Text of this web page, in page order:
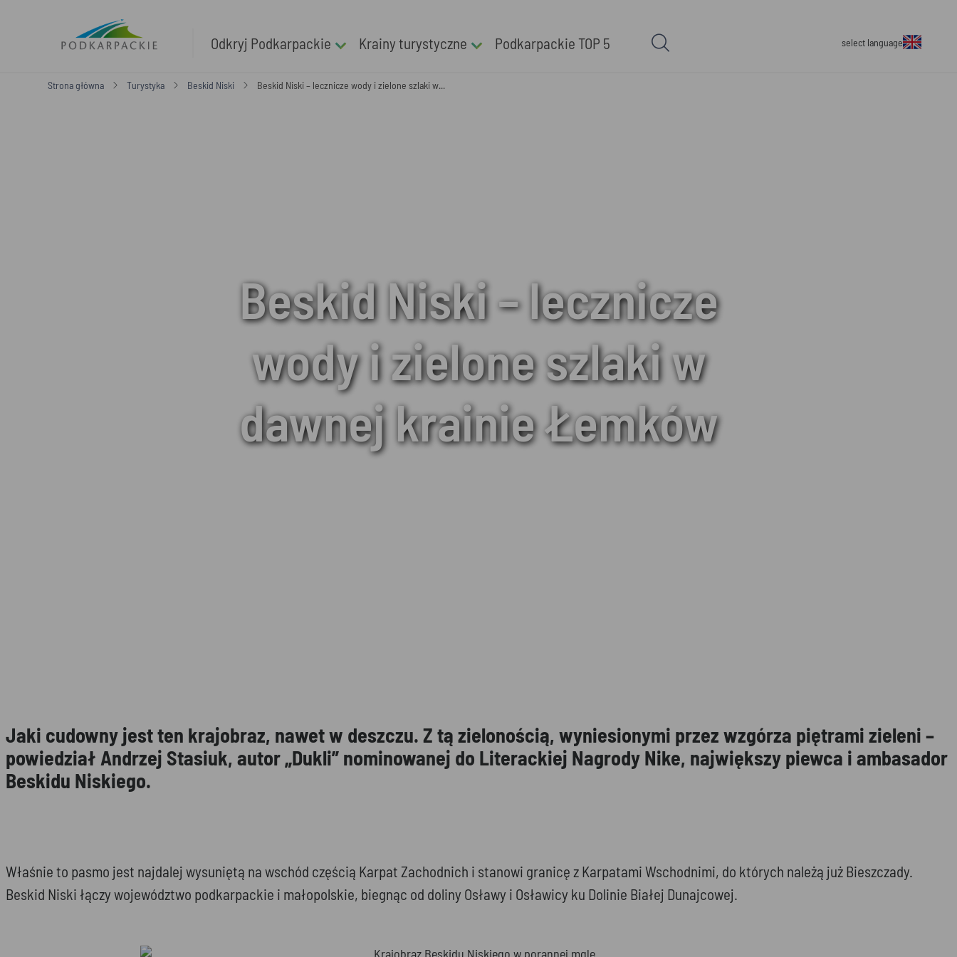
Odkryj Podkarpackie Krainy turystyczne Podkarpackie TOP 5 select language
Strona główna Turystyka Beskid Niski Beskid Niski – lecznicze wody i zielone szlaki w...
Beskid Niski – lecznicze
wody i zielone szlaki w
dawnej krainie Łemków
Jaki cudowny jest ten krajobraz, nawet w deszczu. Z tą zielonością, wyniesionymi przez wzgórza piętrami zieleni –
powiedział Andrzej Stasiuk, autor „Dukli” nominowanej do Literackiej Nagrody Nike, największy piewca i ambasador
Beskidu Niskiego.
Właśnie to pasmo jest najdalej wysuniętą na wschód częścią Karpat Zachodnich i stanowi granicę z Karpatami Wschodnimi, do których należą już Bieszczady.
Beskid Niski łączy województwo podkarpackie i małopolskie, biegnąc od doliny Osławy i Osławicy ku Dolinie Białej Dunajcowej.